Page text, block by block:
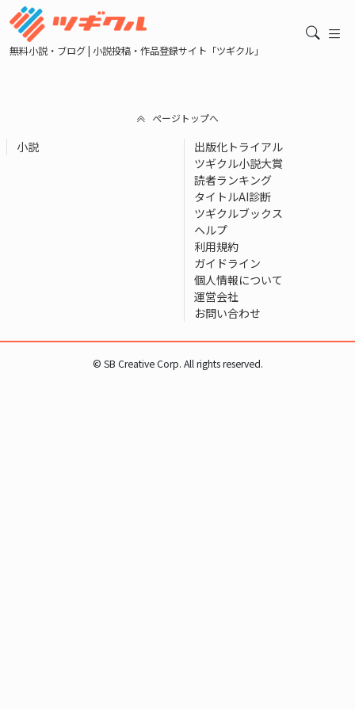
無料小説・ブログ | 小説投稿・作品登録サイト「ツギクル」
ページトップへ
小説
出版化トライアル
ツギクル小説大賞
読者ランキング
タイトルAI診断
ツギクルブックス
ヘルプ
利用規約
ガイドライン
個人情報について
運営会社
お問い合わせ
© SB Creative Corp. All rights reserved.